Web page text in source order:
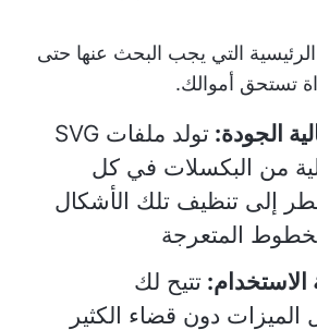
التي يجب البحث عنها حتى
تستحق أموالك.
الجودة:
تولد ملفات SVG
من البكسلات في كل
إلى تنظيف تلك الأشكال
المتعرجة
تتيح لك
دون قضاء الكثير